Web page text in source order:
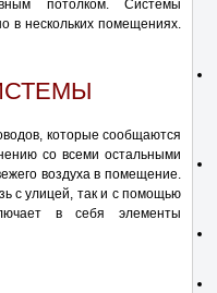
потолком. Системы
в нескольких помещениях.
которые сообщаются
со всеми остальными
воздуха в помещение.
с улицей, так и с помощью
в себя элементы